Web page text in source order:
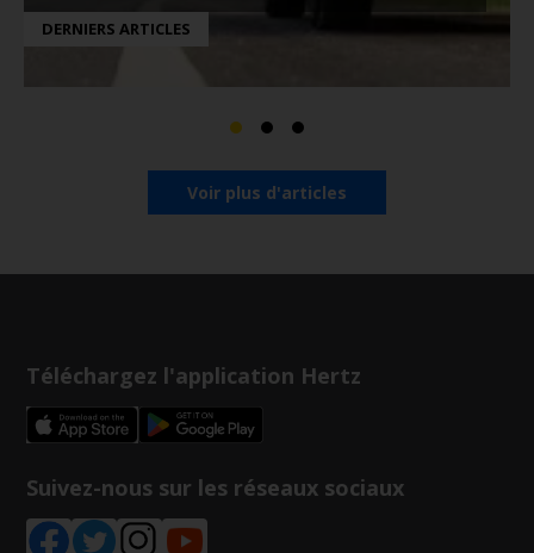
DERNIERS ARTICLES
Voir plus d'articles
Téléchargez l'application Hertz
Suivez-nous sur les réseaux sociaux